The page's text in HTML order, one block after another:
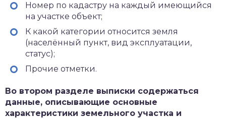
Номер по кадастру на каждый имеющийся
на участке объект;
К какой категории относится земля
(населённый пункт, вид эксплуатации,
статус);
Прочие отметки.
Во втором разделе выписки содержаться
данные, описывающие основные
характеристики земельного участка и